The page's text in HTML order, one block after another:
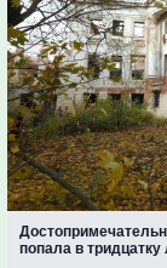
попала в